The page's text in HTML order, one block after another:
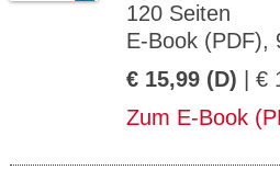
120 Seiten
E-Book (PDF),
€ 15,99 (D) | €
Zum E-Book